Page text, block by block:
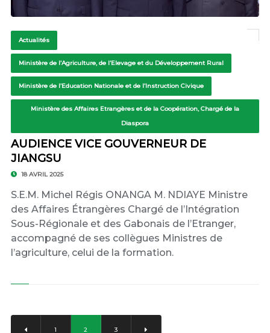
Actualités
Ministère de l’Agriculture, de l’Elevage et du Développement Rural
Ministère de l’Education Nationale et de l’Instruction Civique
Ministère des Affaires Etrangères et de la Coopération, Chargé de la
Diaspora
AUDIENCE VICE GOUVERNEUR DE
JIANGSU
18 AVRIL 2025
S.E.M. Michel Régis ONANGA M. NDIAYE Ministre
des Affaires Étrangères Chargé de l’Intégration
Sous-Régionale et des Gabonais de l’Etranger,
accompagné de ses collègues Ministres de
l’agriculture, celui de la formation.
1 2 3